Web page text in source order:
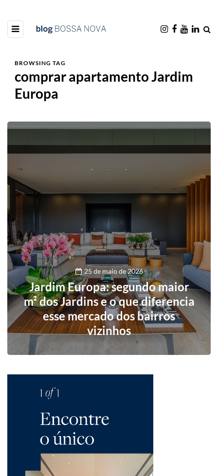
BROWSING TAG
comprar apartamento Jardim
Europa
25 de maio de 2026
Jardim Europa: segundo maior
m² dos Jardins e o que diferencia
esse mercado dos bairros
vizinhos